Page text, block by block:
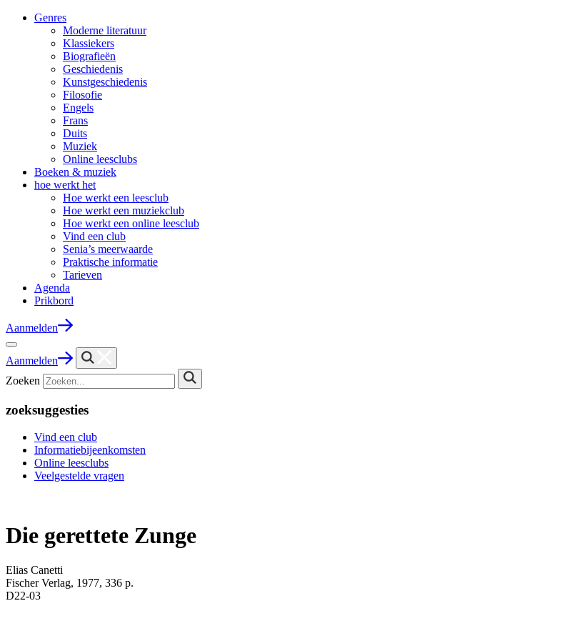
Genres
Moderne literatuur
Klassiekers
Biografieën
Geschiedenis
Kunst­geschiedenis
Filosofie
Engels
Frans
Duits
Muziek
Online leesclubs
Boeken & muziek
hoe werkt het
Hoe werkt een leesclub
Hoe werkt een muziekclub
Hoe werkt een online leesclub
Vind een club
Senia’s meerwaarde
Praktische informatie
Tarieven
Agenda
Prikbord
Aanmelden
Aanmelden
Zoeken
zoeksuggesties
Vind een club
Informatiebijeenkomsten
Online leesclubs
Veelgestelde vragen
Die gerettete Zunge
Elias Canetti
Fischer Verlag, 1977, 336 p.
D22-03